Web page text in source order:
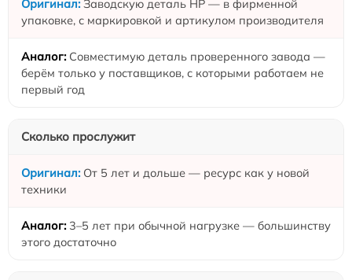
Заводскую деталь HP — в фирменной
упаковке, с маркировкой и артикулом производителя
Совместимую деталь проверенного завода —
берём только у поставщиков, с которыми работаем не
первый год
Сколько прослужит
От 5 лет и дольше — ресурс как у новой
техники
3–5 лет при обычной нагрузке — большинству
этого достаточно